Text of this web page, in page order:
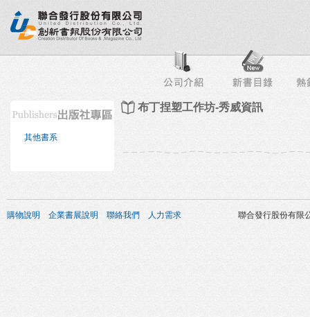
榜 出版社專區 書店專區 目錄下載 會員服務
其他書系
布丁捏塑工作坊-秀威資訊
購物說明 企業書展說明 聯絡我們 人力需求 聯合發行股份有限